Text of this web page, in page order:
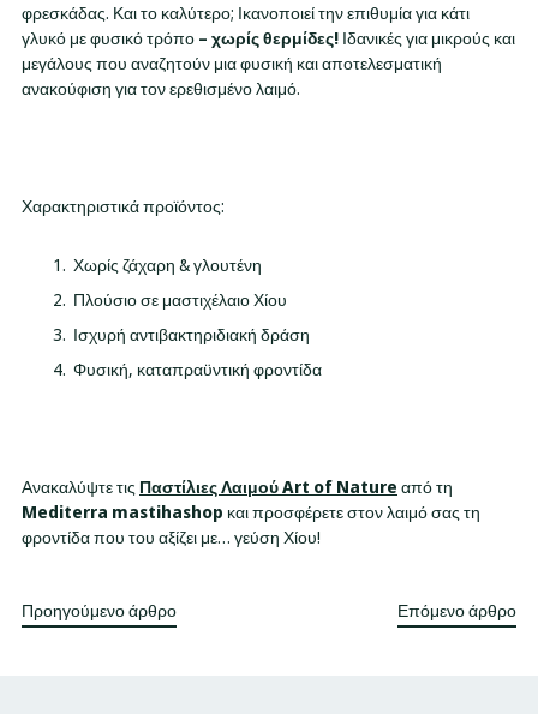
φρεσκάδας. Και το καλύτερο; Ικανοποιεί την επιθυμία για κάτι
γλυκό με φυσικό τρόπο – χωρίς θερμίδες! Ιδανικές για μικρούς και
μεγάλους που αναζητούν μια φυσική και αποτελεσματική
ανακούφιση για τον ερεθισμένο λαιμό.
Χαρακτηριστικά προϊόντος:
Χωρίς ζάχαρη & γλουτένη
Πλούσιο σε μαστιχέλαιο Χίου
Ισχυρή αντιβακτηριδιακή δράση
Φυσική, καταπραϋντική φροντίδα
Ανακαλύψτε τις Παστίλιες Λαιμού Art of Nature από τη
Mediterra mastihashop και προσφέρετε στον λαιμό σας τη
φροντίδα που του αξίζει με… γεύση Χίου!
Προηγούμενο άρθρο Επόμενο άρθρο